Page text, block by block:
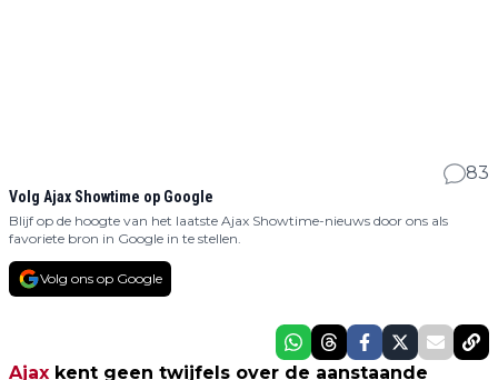
83
Volg Ajax Showtime op Google
Blijf op de hoogte van het laatste Ajax Showtime-nieuws door ons als
favoriete bron in Google in te stellen.
Volg ons op Google
Ajax kent geen twijfels over de aanstaande